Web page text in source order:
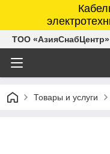
ТОО «АзияСнабЦентр»
Товары и услуги